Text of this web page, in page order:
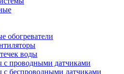
обогреватели
воды
с проводными датчиками
с беспроводными датчиками